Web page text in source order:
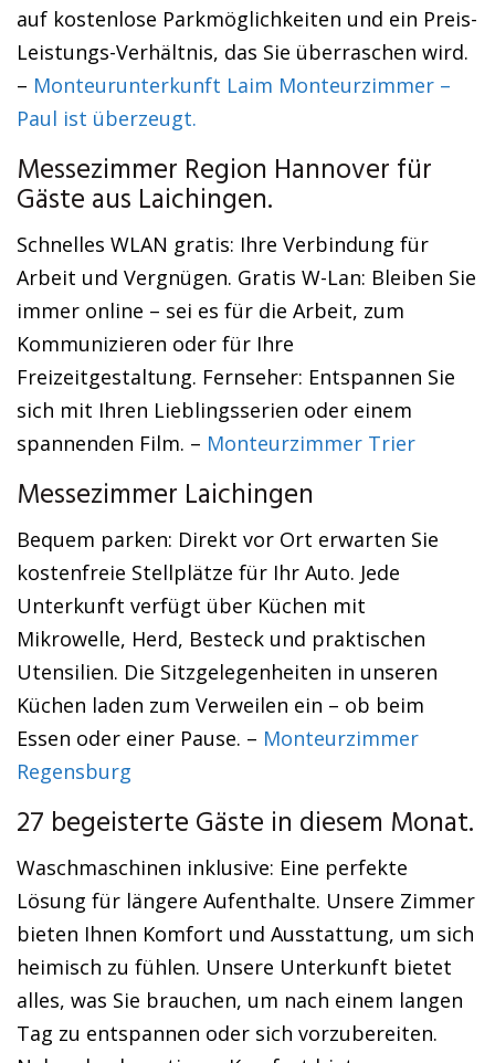
auf kostenlose Parkmöglichkeiten und ein Preis-
Leistungs-Verhältnis, das Sie überraschen wird.
– Monteurunterkunft Laim Monteurzimmer –
Paul ist überzeugt.
Messezimmer Region Hannover für
Gäste aus Laichingen.
Schnelles WLAN gratis: Ihre Verbindung für
Arbeit und Vergnügen. Gratis W-Lan: Bleiben Sie
immer online – sei es für die Arbeit, zum
Kommunizieren oder für Ihre
Freizeitgestaltung. Fernseher: Entspannen Sie
sich mit Ihren Lieblingsserien oder einem
spannenden Film. – Monteurzimmer Trier
Messezimmer Laichingen
Bequem parken: Direkt vor Ort erwarten Sie
kostenfreie Stellplätze für Ihr Auto. Jede
Unterkunft verfügt über Küchen mit
Mikrowelle, Herd, Besteck und praktischen
Utensilien. Die Sitzgelegenheiten in unseren
Küchen laden zum Verweilen ein – ob beim
Essen oder einer Pause. – Monteurzimmer
Regensburg
27 begeisterte Gäste in diesem Monat.
Waschmaschinen inklusive: Eine perfekte
Lösung für längere Aufenthalte. Unsere Zimmer
bieten Ihnen Komfort und Ausstattung, um sich
heimisch zu fühlen. Unsere Unterkunft bietet
alles, was Sie brauchen, um nach einem langen
Tag zu entspannen oder sich vorzubereiten.